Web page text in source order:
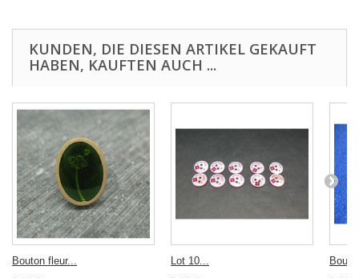
KUNDEN, DIE DIESEN ARTIKEL GEKAUFT
HABEN, KAUFTEN AUCH ...
Bouton fleur...
Lot 10...